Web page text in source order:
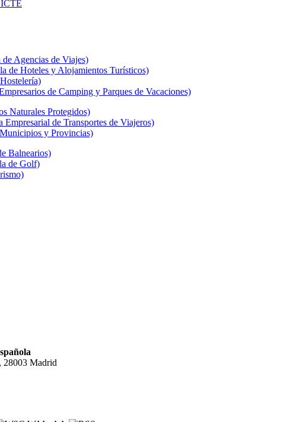
Agencias de Viajes)
de Hoteles y Alojamientos Turísticos)
de Camping y Parques de Vacaciones)
Naturales Protegidos)
de Transportes de Viajeros)
y Provincias)
Balnearios)
de Golf)
28003 Madrid